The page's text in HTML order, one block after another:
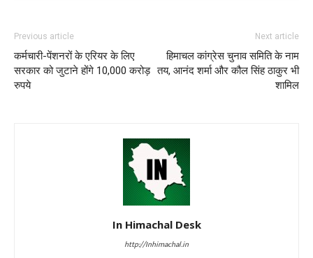
Previous article
कर्मचारी-पेंशनरों के एरियर के लिए
सरकार को जुटाने होंगे 10,000 करोड़
रुपये
Next article
हिमाचल कांग्रेस चुनाव समिति के नाम
तय, आनंद शर्मा और कौल सिंह ठाकुर भी
शामिल
In Himachal Desk
http://Inhimachal.in